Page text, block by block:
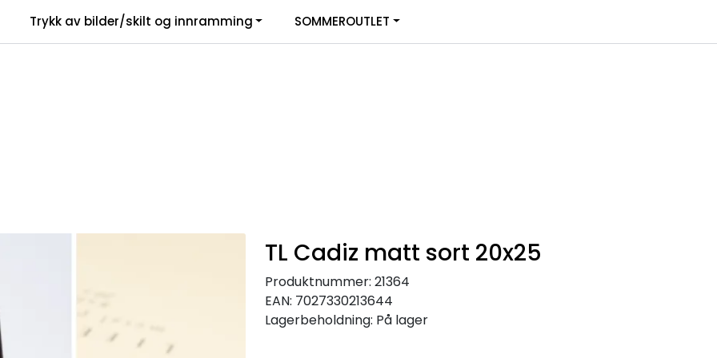
Trykk av bilder/skilt og innramming SOMMEROUTLET
TL Cadiz matt sort 20x25
Produktnummer: 21364
EAN: 7027330213644
Lagerbeholdning: På lager